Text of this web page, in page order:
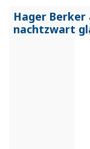
Hager Berker
nachtzwart